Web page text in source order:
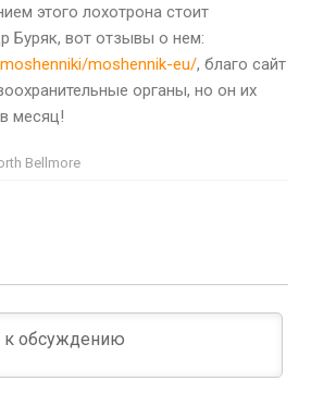
этого лохотрона стоит
Буряк, вот отзывы о нем:
moshennik-eu/, благо сайт
органы, но он их
месяц!
Bellmore